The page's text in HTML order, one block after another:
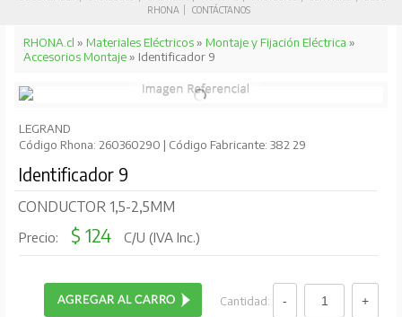
RHONA
CONTÁCTANOS
RHONA.cl » Materiales Eléctricos» Montaje y Fijación Eléctrica »
Accesorios Montaje» Identificador 9
LEGRAND
Código Rhona: 260360290 | Código Fabricante: 382 29
Identificador 9
CONDUCTOR 1,5-2,5MM
Precio: $ 124 C/U (IVA Inc.)
Cantidad: